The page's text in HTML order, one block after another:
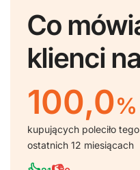
Co
klienci
100,0%
kupujących poleciło
ostatnich 12 miesiącach